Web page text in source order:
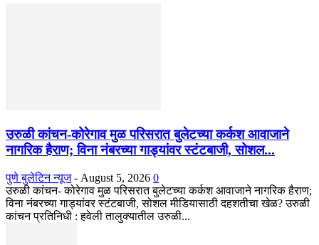
उरुळी कांचन-कोरेगाव मुळ परिसरात बुलेटच्या कर्कश आवाजाने
नागरिक हैराण; विना नंबरच्या गाड्यांवर स्टंटबाजी, सोशल...
पुणे बुलेटिन न्यूज - August 5, 2026 0
उरुळी कांचन- कोरेगाव मुळ परिसरात बुलेटच्या कर्कश आवाजाने नागरिक हैराण;
विना नंबरच्या गाड्यांवर स्टंटबाजी, सोशल मीडियासाठी दहशतीचा खेळ? उरुळी
कांचन प्रतिनिधी : हवेली तालुक्यातील उरुळी...